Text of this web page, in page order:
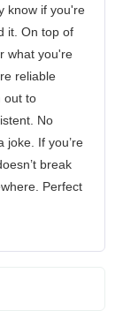
know if you're
it. On top of
what you're
reliable
out to
No
joke. If you’re
break
Perfect